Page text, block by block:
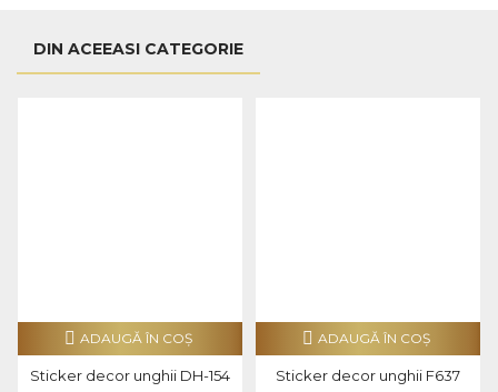
DIN ACEEASI CATEGORIE
Sticker decor unghii DH-154
ADAUGĂ ÎN COŞ
Sticker decor unghii F637
ADAUGĂ ÎN COŞ